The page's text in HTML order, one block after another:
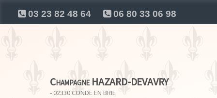
03 23 82 48 64 06 80 33 06 98
Champagne HAZARD-DEVAVRY
- 02330 CONDE EN BRIE